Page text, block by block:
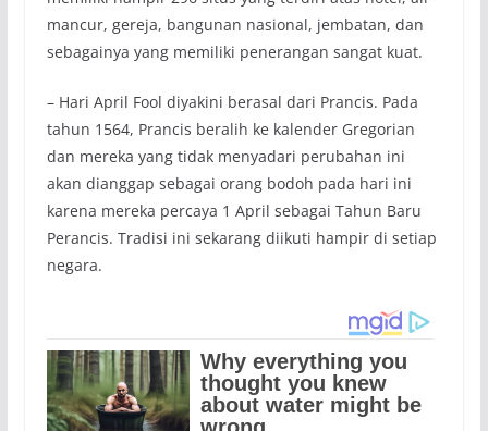
mancur, gereja, bangunan nasional, jembatan, dan
sebagainya yang memiliki penerangan sangat kuat.
– Hari April Fool diyakini berasal dari Prancis. Pada
tahun 1564, Prancis beralih ke kalender Gregorian
dan mereka yang tidak menyadari perubahan ini
akan dianggap sebagai orang bodoh pada hari ini
karena mereka percaya 1 April sebagai Tahun Baru
Perancis. Tradisi ini sekarang diikuti hampir di setiap
negara.